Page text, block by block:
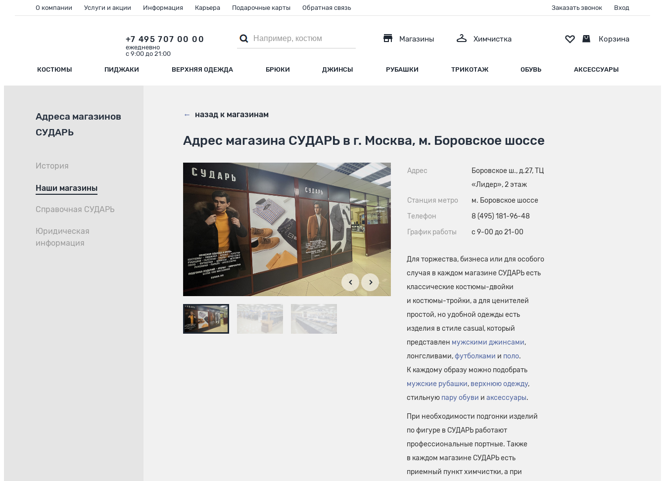
КОСТЮМЫ ПИДЖАКИ ВЕРХНЯЯ ОДЕЖДА БРЮКИ ДЖИНСЫ РУБАШКИ ТРИКОТАЖ ОБУВЬ АКСЕССУАРЫ
+7 495 707 00 00
ежедневно
с 9:00 до 21:00
Магазины Химчистка
О компании Услуги и акции Информация Карьера Подарочные карты Обратная связь Заказать звонок Вход
Корзина
Адреса магазинов
СУДАРЬ
История
Наши магазины
Справочная СУДАРЬ
Юридическая
информация
← назад к магазинам
Адрес магазина СУДАРЬ в г. Москва, м. Боровское шоссе
Адрес
Боровское ш., д.27, ТЦ
«Лидер», 2 этаж
Станция метро
м. Боровское шоссе
Телефон
8 (495) 181-96-48
График работы
с 9-00 до 21-00
Для торжества, бизнеса или для особого
случая в каждом магазине СУДАРЬ есть
классические костюмы-двойки
и костюмы-тройки, а для ценителей
простой, но удобной одежды есть
изделия в стиле casual, который
представлен мужскими джинсами,
лонгсливами,футболками и поло.
К каждому образу можно подобрать
мужские рубашки, верхнюю одежду,
стильную пару обуви и аксессуары.
При необходимости подгонки изделий
по фигуре в СУДАРЬ работают
профессиональные портные. Также
в каждом магазине СУДАРЬ есть
приемный пункт химчистки, а при